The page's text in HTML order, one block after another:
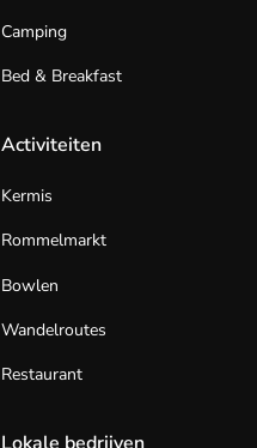
Camping
Bed & Breakfast
Activiteiten
Kermis
Rommelmarkt
Bowlen
Wandelroutes
Restaurant